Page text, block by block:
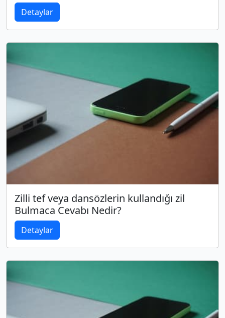
Detaylar
Zilli tef veya dansözlerin kullandığı zil
Bulmaca Cevabı Nedir?
Detaylar